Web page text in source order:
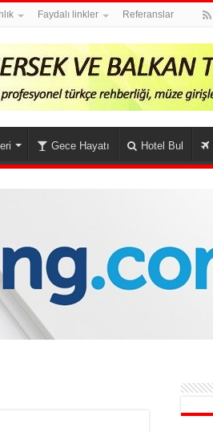
Faydalı linkler Referanslar
Gece Hayatı Hotel Bul